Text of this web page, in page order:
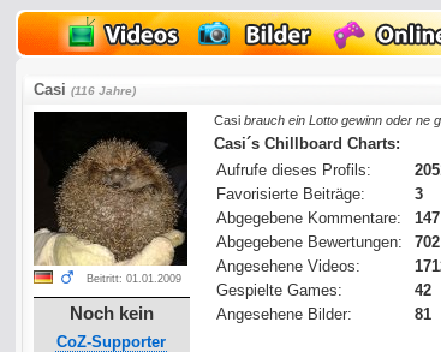
Casi (116 Jahre)
Beitritt: 01.01.2009
Noch kein
CoZ-Supporter
Casi brauch ein Lotto gewinn oder ne
Casi´s Chillboard Charts:
Aufrufe dieses Profils:
Favorisierte Beiträge:
3
Abgegebene Kommentare:
147
Abgegebene Bewertungen:
702
Angesehene Videos:
Gespielte Games:
42
Angesehene Bilder:
81